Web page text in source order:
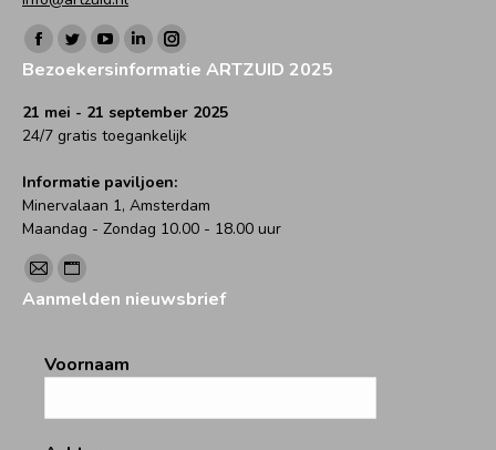
Vind ons op:
Facebook
page
opens
in
window
Twitter
page
opens
in
window
YouTube
page
opens
in
window
Linkedin
page
opens
in
window
Instagram
page
opens
in
window
Bezoekersinformatie ARTZUID 2025
21 mei - 21 september 2025
24/7 gratis toegankelijk
Informatie paviljoen:
Minervalaan 1, Amsterdam
Maandag - Zondag 10.00 - 18.00 uur
Vind ons op:
Mail
page
in
window
Website
page
in
window
Aanmelden nieuwsbrief
Voornaam